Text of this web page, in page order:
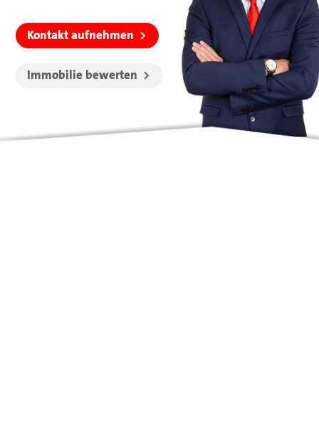
Kontakt aufnehmen
Immobilie bewerten